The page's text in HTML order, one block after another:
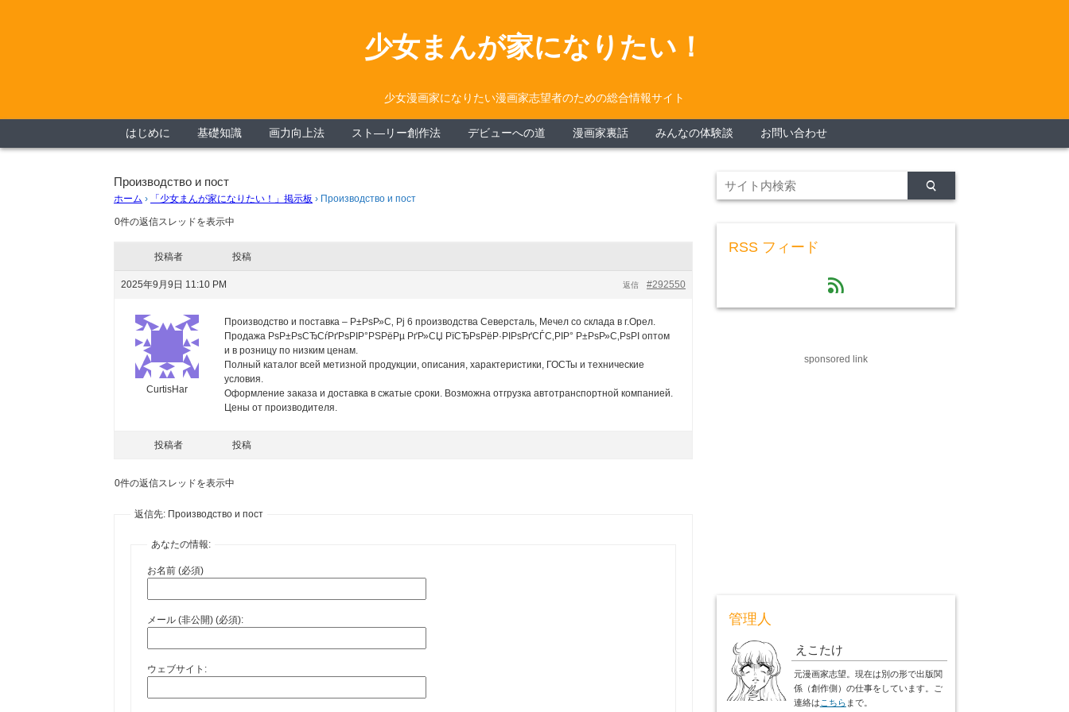
少女まんが家になりたい！
少女漫画家になりたい漫画家志望者のための総合情報サイト
はじめに 基礎知識 画力向上法 スト―リー創作法 デビューへの道 漫画家裏話 みんなの体験談 お問い合わせ
Производство и пост
ホーム › 「少女まんが家になりたい！」掲示板 › Производство и пост
0件の返信スレッドを表示中
投稿者 投稿
2025年9月9日 11:10 PM #292550
返信
CurtisHar
Производство и поставка – Р±РѕР»С‚ Рј 6 производства Северсталь, Мечел со склада в г.Орел.
Продажа РѕР±РѕСЂСѓРґРѕРІР°РЅРёРµ РґР»СЏ РїСЂРѕРёР·РІРѕРґСЃС‚РІР° Р±РѕР»С‚РѕРІ оптом
и в розницу по низким ценам.
Полный каталог всей метизной продукции, описания, характеристики, ГОСТы и технические
условия.
Оформление заказа и доставка в сжатые сроки. Возможна отгрузка автотранспортной компанией.
Цены от производителя.
投稿者 投稿
0件の返信スレッドを表示中
返信先: Производство и пост
あなたの情報:
お名前 (必須)
メール (非公開) (必須):
ウェブサイト:
RSS フィード
feed
sponsored link
管理人
えこたけ
元漫画家志望。現在は別の形で出版関
係（創作側）の仕事をしています。ご
連絡は こちら まで。